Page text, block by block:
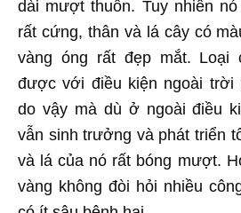
dài mượt thuôn. Tuy nhiên
rất cứng, thân và lá cây có
vàng óng rất đẹp mắt. Loại
được với điều kiện ngoài trời
do vậy mà dù ở ngoài điều
vẫn sinh trưởng và phát triển
và lá của nó rất bóng mượt.
vàng không đòi hỏi nhiều